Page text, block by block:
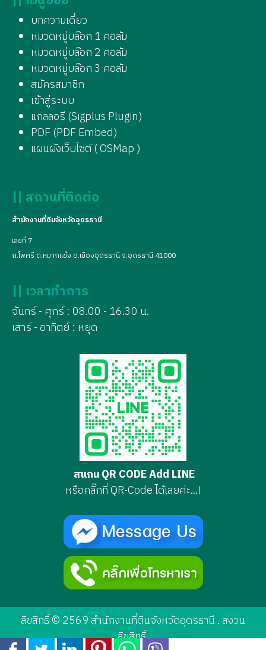
บทความเดี่ยว
หมวดหมู่บล๊อก 1 คอลัม
หมวดหมู่บล๊อก 2 คอลัม
หมวดหมู่บล๊อก 3 คอลัม
สมัครสมาชิก
เข้าสู่ระบบ
แกลลอรี (Sigplus Plugin)
PDF (PDF Embed)
แผนผังเว็บไซต์ ( OSMap )
|| สถานที่ติดต่อ
สำนักงานที่ดินจังหวัดอุดรธานี
เลขที่ 7
ถ.โพศรี ต.หมากแข้ง อ.เมืองอุดรธานี จ.อุดรธานี 41000
|| เวลาทำการ
จันทร์ - ศุกร์ : 08.00 - 16.30 น.
เสาร์ - อาทิตย์ : หยุด
สแกน QR CODE Add LINE
หรือคลิ๊กที่ QR-Code ได้เลยค่ะ...!
ลิขสิทธิ์ © 2569 สำนักงานที่ดินจังหวัดอุดรธานี . สงวน
ลิขสิทธิ์.